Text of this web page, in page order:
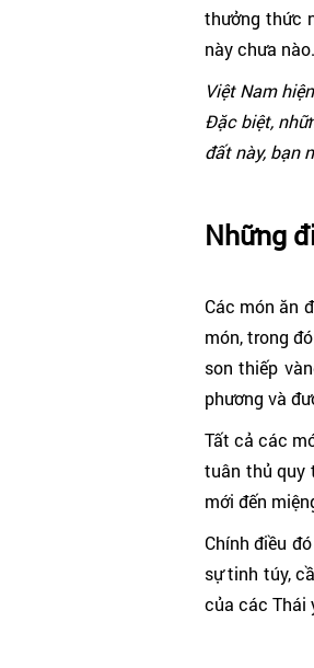
thưởng thức
này chưa
Việt Nam
Đặc biệt,
đất này, bạn
Những
Các món ăn
món, trong
son thiếp
phương và
Tất cả các
tuân thủ quy
mới đến
Chính điều
sự tinh túy,
của các Thái